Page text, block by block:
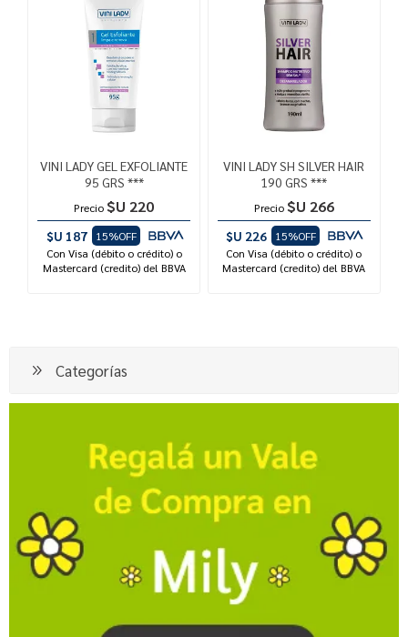
VINI LADY GEL EXFOLIANTE
95 GRS ***
Precio $U 220
$U 187
15%OFF
Con Visa (débito o crédito) o
Mastercard (credito) del BBVA
VINI LADY SH SILVER HAIR
190 GRS ***
Precio $U 266
$U 226
15%OFF
Con Visa (débito o crédito) o
Mastercard (credito) del BBVA
Categorías